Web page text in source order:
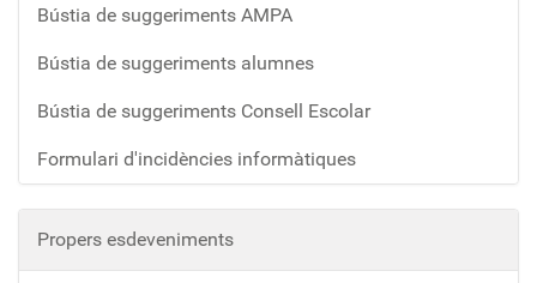
Bústia de suggeriments AMPA
Bústia de suggeriments alumnes
Bústia de suggeriments Consell Escolar
Formulari d'incidències informàtiques
Propers esdeveniments